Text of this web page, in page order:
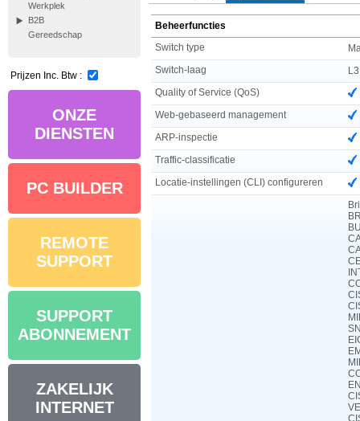
Werkplek
B2B
Gereedschap
Prijzen Inc. Btw :
ONZE
DIENSTEN
PC BUILDER
REMOTE
SUPPORT
SUPPORT
ABONNEMENT
ZAKELIJK
INTERNET
Beheerfuncties
Switch type
Switch-laag
L3
Quality of Service (QoS)
Web-gebaseerd management
ARP-inspectie
Traffic-classificatie
Locatie-instellingen (CLI) configureren